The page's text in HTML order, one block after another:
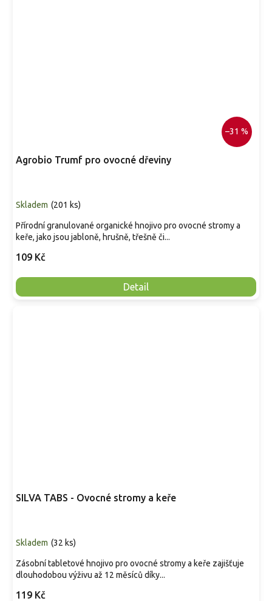
–31 %
Agrobio Trumf pro ovocné dřeviny
Skladem (201 ks)
109 Kč
Detail
Přírodní granulované organické hnojivo pro ovocné stromy a
keře, jako jsou jabloně, hrušně, třešně či...
SILVA TABS - Ovocné stromy a keře
Skladem (32 ks)
119 Kč
Zásobní tabletové hnojivo pro ovocné stromy a keře zajišťuje
dlouhodobou výživu až 12 měsíců díky...